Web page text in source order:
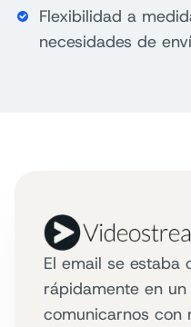
Flexibilidad a
necesidades de
El email se estaba
rápidamente en
comunicarnos con